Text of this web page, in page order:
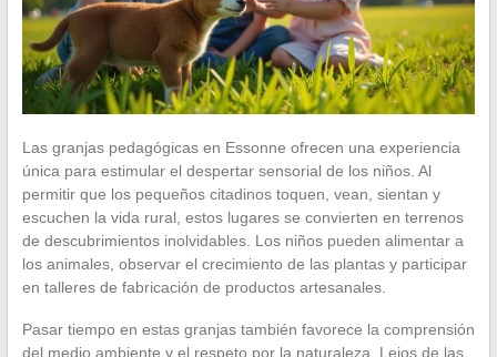
Las granjas pedagógicas en Essonne ofrecen una experiencia
única para estimular el despertar sensorial de los niños. Al
permitir que los pequeños citadinos toquen, vean, sientan y
escuchen la vida rural, estos lugares se convierten en terrenos
de descubrimientos inolvidables. Los niños pueden alimentar a
los animales, observar el crecimiento de las plantas y participar
en talleres de fabricación de productos artesanales.
Pasar tiempo en estas granjas también favorece la comprensión
del medio ambiente y el respeto por la naturaleza. Lejos de las